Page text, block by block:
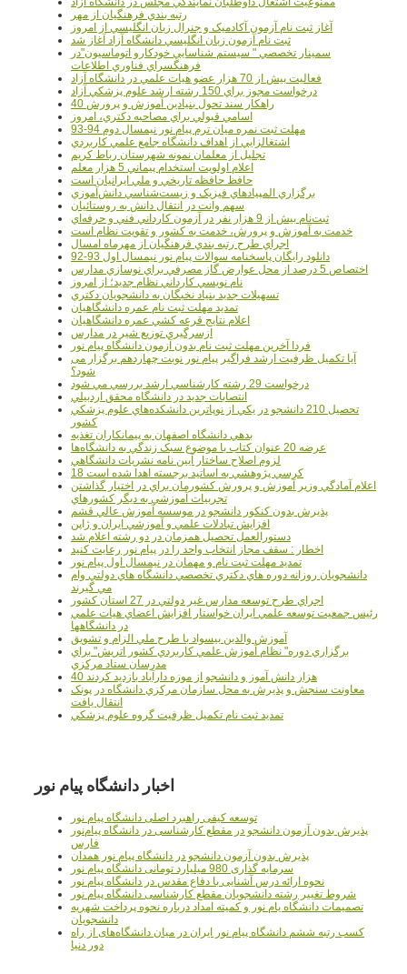
رتبه بندي فرهنگيان از مهر
آغاز ثبت نام آزمون آکادميک و جنرال زبان انگليسي از امروز
ثبت نام آزمون زبان انگليسي دانشگاه آزاد آغاز شد
سمينار تخصصي " سيستم شناسايي خودکارو اتوماسيون"در
فرهنگسراي فناوري اطلاعات
فعاليت بيش از 70 هزار عضو هيات علمي در دانشگاه آزاد
درخواست مجوز براي 150 رشته ارشد علوم پزشکي آزاد
40 راهکار سند تحول بنيادين آموزش و پرورش
اسامي قبولي براي مصاحبه دکتري، امروز
مهلت ثبت نمره میان ترم پیام نور نیمسال دوم 94-93
اشتغالزايي از اهداف دانشگاه جامع علمي کاربردي
تجليل از معلمان نمونه شهرستان رباط کريم
اعلام اولويت استخدام پيماني 5 هزار معلم
حافظ حافظه تاريخي و ملي ايرانيان است
برگزاري المپيادهاي فيزيک و زيست‌شناسي دانش‌آموزي
سهم وانت در انتقال دانش به روستائيان
ثبت‌نام بيش از 9 هزار نفر در آزمون کارداني فني و حرفه‌اي
خدمت به آموزش و پرورش، خدمت به کشور و تقويت نظام است
اجراي طرح رتبه بندي فرهنگيان از مهرماه امسال
دانلود رایگان پاسخنامه سوالات پیام نور نیمسال اول 93-92
اختصاص 5 درصد از محل عوارض گاز مصرفي براي نوسازي مدارس
نام نويسي کارداني نظام جديد؛ از امروز
تسهيلات جديد بنياد نخبگان به دانشجويان دکتري
تمديد مهلت ثبت نام عمره دانشگاهيان
اعلام نتايج قرعه کشي عمره دانشگاهيان
ازسرگيري توزيع شير در مدارس
فردا آخرین مهلت ثبت نام بدون آزمون دانشگاه پیام نور
آیا تکمیل ظرفیت ارشد فراگیر پیام نور نوبت چهاردهم برگزار می
شود؟
درخواست 29 رشته کارشناسي ارشد بررسي مي شود
انتصابات جديد در دانشگاه محقق اردبيلي
تحصيل 210 دانشجو در يکي از نوپاترين دانشکده‌هاي علوم پزشکي
کشور
بدهي دانشگاه اصفهان به پيمانکاران تغذيه
عرضه 20 عنوان کتاب با موضوع سبک زندگي به دانشگاه‌ها
لزوم اصلاح ساختار آيين نامه نشريات دانشگاهي
18 کرسي پژوهشي به اساتيد برجسته اهدا شده است
اعلام آمادگي وزير آموزش و پرورش کشورمان براي در اختيار گذاشتن
تجربيات آموزشي به ديگر کشورهاي
پذيرش بدون کنکور دانشجو در موسسه آموزش عالي قشم
افزايش تبادلات علمي و آموزشي ايران و ژاپن
دستورالعمل تحصیل همزمان در دو رشته اعلام شد
اخطار : سقف مجاز انتخاب واحد را در پیام نور رعایت کنید
تمدید مهلت ثبت نام و مهمان در نیمسال اول پیام نور
دانشجويان روزانه دوره هاي دكتري تخصصي دانشگاه هاي دولتي وام
مي گيرند
اجراي طرح توسعه مدارس غير دولتي در 27 استان کشور
رئيس جمعيت توسعه علمي ايران خواستار افزايش اعضاي هيات علمي
در دانشگاهها
آموزش والدين بيسواد با طرح ملي الزام و تشويق
برگزاري دوره" نظام آموزش علمي كاربردي كشور اتريش" براي
مدرسان ستاد مرکزي
40 هزار دانش آموز و دانشجو از موزه دارآباد بازديد کردند
معاونت سنجش و پذيرش به محل سازمان مرکزي دانشگاه در پونک
انتقال يافت
تمديد ثبت نام تکميل ظرفيت گروه علوم پزشکي
اخبار دانشگاه پیام نور
توسعه کیفی راهبرد اصلی دانشگاه پیام نور
پذیرش بدون آزمون دانشجو در مقطع کارشناسی در دانشگاه پیام‌نور
فارس
پذیرش بدون آزمون دانشجو در دانشگاه پیام نور همدان
سرمایه گذاری 980 میلیارد تومانی دانشگاه پیام نور
نحوه ارائه درس آشنایی با دفاع مقدس در دانشگاه پیام نور
شروط تغییر رشته دانشجویان مقطع کارشناسی دانشگاه پیام نور
تصمیمات دانشگاه یام نور و کمیته امداد درباره نحوه پرداخت شهریه
دانشجویان
کسب رتبه ششم دانشگاه پیام نور ایران در میان دانشگاه‌های از راه
دور دنیا